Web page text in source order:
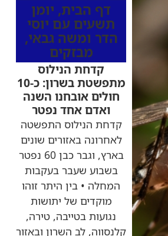
דף הבית, יומן
תשעים עם יוסי
הדר ומשה גבאי,
מבזקים
קדחת הנילוס
מתפשטת בשרון: כ-10
חולים אובחנו השנה
ואדם אחד נפטר
קדחת הנילוס התפשטה
לאחרונה באזורים שונים
בארץ, וגבר כבן 60 נפטר
בשבוע שעבר בעקבות
המחלה • בין היתר זוהו
מוקדים של יתושות
נגועות בטייבה, טירה,
קלנסווה, לב השרון ובאזור